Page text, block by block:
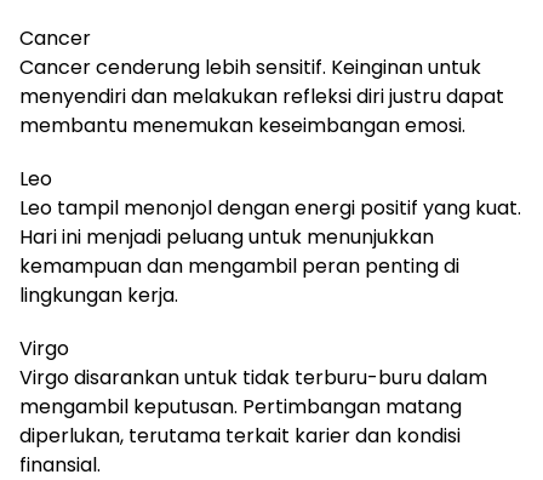
Cancer
Cancer cenderung lebih sensitif. Keinginan untuk
menyendiri dan melakukan refleksi diri justru dapat
membantu menemukan keseimbangan emosi.
Leo
Leo tampil menonjol dengan energi positif yang kuat.
Hari ini menjadi peluang untuk menunjukkan
kemampuan dan mengambil peran penting di
lingkungan kerja.
Virgo
Virgo disarankan untuk tidak terburu-buru dalam
mengambil keputusan. Pertimbangan matang
diperlukan, terutama terkait karier dan kondisi
finansial.